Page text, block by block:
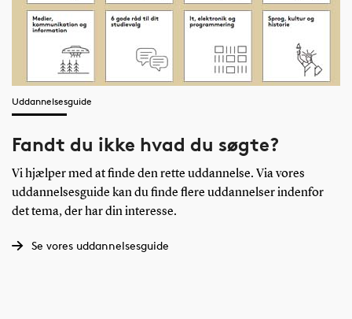
Uddannelsesguide
Fandt du ikke hvad du søgte?
Vi hjælper med at finde den rette uddannelse. Via vores
uddannelsesguide kan du finde flere uddannelser indenfor
det tema, der har din interesse.
Se vores uddannelsesguide